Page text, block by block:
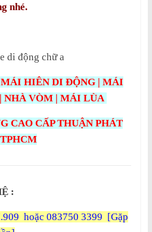
nhé.
di động chữ a
HIÊN DI ĐỘNG | MÁI
NHÀ VÒM | MÁI LÙA
CAO CẤP THUẬN PHÁT
TPHCM
:
hoặc 083750 3399 [Gặp